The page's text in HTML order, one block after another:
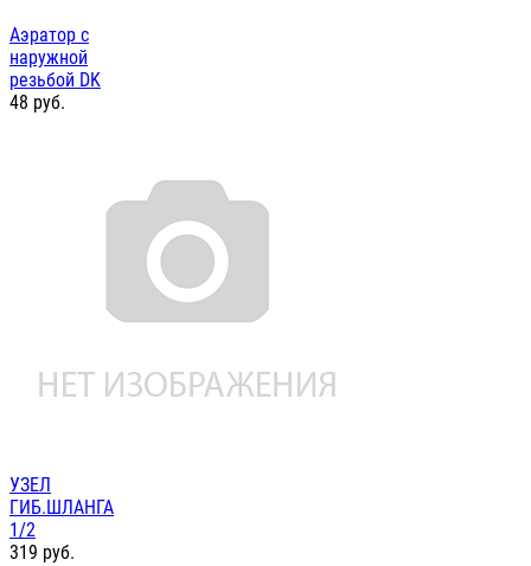
Аэратор с
наружной
резьбой DK
48 руб.
УЗЕЛ
ГИБ.ШЛАНГА
1/2
319 руб.